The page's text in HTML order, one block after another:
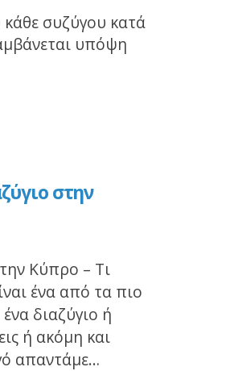
συζύγου κατά
υπόψη
στην
Κύπρο – Τι
ένα από τα πιο
διαζύγιο ή
ή ακόμη και
απαντάμε…